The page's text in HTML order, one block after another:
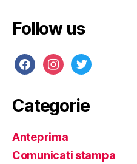
Follow us
Categorie
Anteprima
Comunicati stampa